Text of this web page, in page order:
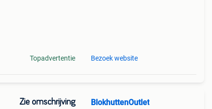
Topadvertentie Bezoek website
Zie omschrijving BlokhuttenOutlet